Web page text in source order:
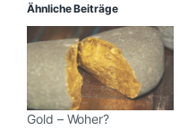
Ähnliche Beiträge
Gold – Woher?